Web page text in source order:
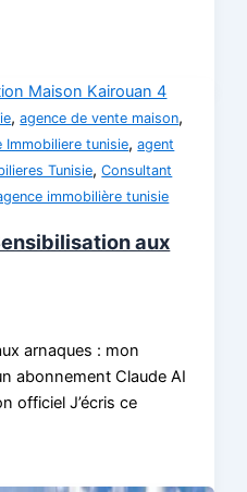
,agence de vente maison,
Immobiliere tunisie,agent
Tunisie,Consultant
immobilière tunisie
aux
arnaques : mon
abonnement Claude AI
officiel J’écris ce